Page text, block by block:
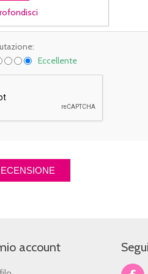
Eccellente
account